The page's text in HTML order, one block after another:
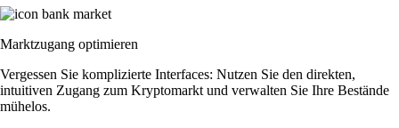
Marktzugang optimieren
Vergessen Sie komplizierte Interfaces: Nutzen Sie den direkten,
intuitiven Zugang zum Kryptomarkt und verwalten Sie Ihre Bestände
mühelos.